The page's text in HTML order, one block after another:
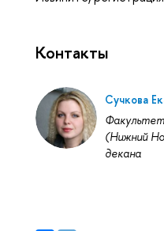
Контакты
Сучкова
(Нижний
декана